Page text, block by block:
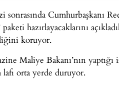
Cumhurbaşkanı
hazırlayacaklarını
koruyor.
Maliye Bakanı’nın yaptığı
orta yerde duruyor.